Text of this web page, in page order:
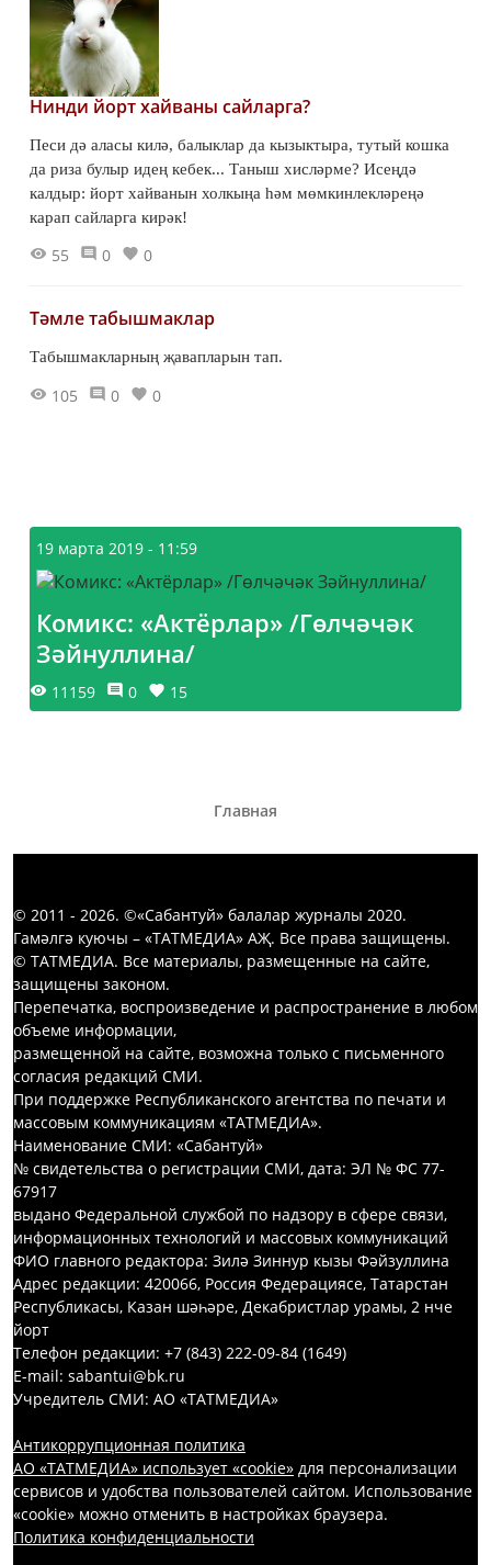
Нинди йорт хайваны сайларга?
Песи дә аласы килә, балыклар да кызыктыра, тутый кошка
да риза булыр идең кебек... Таныш хисләрме? Исеңдә
калдыр: йорт хайванын холкыңа һәм мөмкинлекләреңә
карап сайларга кирәк!
55 0 0
Тәмле табышмаклар
Табышмакларның җавапларын тап.
105 0 0
19 марта 2019 - 11:59
Комикс: «Актёрлар» /Гөлчәчәк
Зәйнуллина/
11159 0 15
Главная
© 2011 - 2026. ©«Сабантуй» балалар журналы 2020.
Гамәлгә куючы – «ТАТМЕДИА» АҖ. Все права защищены.
© ТАТМЕДИА. Все материалы, размещенные на сайте,
защищены законом.
Перепечатка, воспроизведение и распространение в любом
объеме информации,
размещенной на сайте, возможна только с письменного
согласия редакций СМИ.
При поддержке Республиканского агентства по печати и
массовым коммуникациям «ТАТМЕДИА».
Наименование СМИ: «Сабантуй»
№ свидетельства о регистрации СМИ, дата: ЭЛ № ФС 77-
67917
выдано Федеральной службой по надзору в сфере связи,
информационных технологий и массовых коммуникаций
ФИО главного редактора: Зилә Зиннур кызы Фәйзуллина
Адрес редакции: 420066, Россия Федерациясе, Татарстан
Республикасы, Казан шәһәре, Декабристлар урамы, 2 нче
йорт
Телефон редакции: +7 (843) 222-09-84 (1649)
E-mail: sabantui@bk.ru
Учредитель СМИ: АО «ТАТМЕДИА»
Антикоррупционная политика
АО «ТАТМЕДИА» использует «cookie» для персонализации
сервисов и удобства пользователей сайтом. Использование
«cookie» можно отменить в настройках браузера.
Политика конфиденциальности